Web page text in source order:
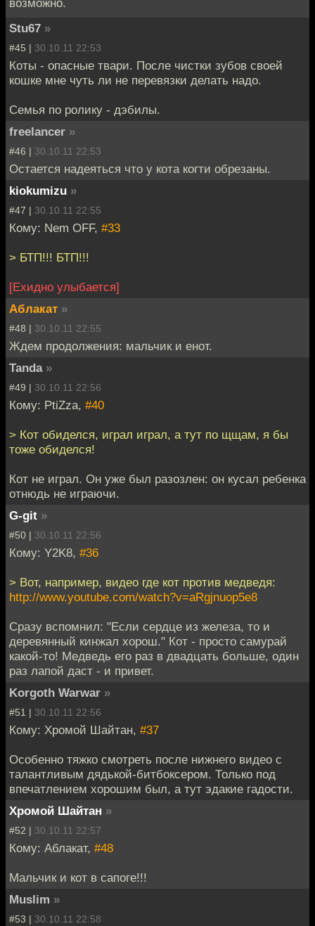
возможно.
Stu67 »
#45 | 30.10.11 22:53
Коты - опасные твари. После чистки зубов своей
кошке мне чуть ли не перевязки делать надо.
Семья по ролику - дэбилы.
freelancer »
#46 | 30.10.11 22:53
Остается надеяться что у кота когти обрезаны.
kiokumizu »
#47 | 30.10.11 22:55
Кому: Nem OFF, #33
> БТП!!! БТП!!!
[Ехидно улыбается]
Аблакат »
#48 | 30.10.11 22:55
Ждем продолжения: мальчик и енот.
Tanda »
#49 | 30.10.11 22:56
Кому: PtiZza, #40
> Кот обиделся, играл играл, а тут по щщам, я бы
тоже обиделся!
Кот не играл. Он уже был разозлен: он кусал ребенка
отнюдь не играючи.
G-git »
#50 | 30.10.11 22:56
Кому: Y2K8, #36
> Вот, например, видео где кот против медведя:
http://www.youtube.com/watch?v=aRgjnuop5e8
Сразу вспомнил: "Если сердце из железа, то и
деревянный кинжал хорош." Кот - просто самурай
какой-то! Медведь его раз в двадцать больше, один
раз лапой даст - и привет.
Korgoth Warwar »
#51 | 30.10.11 22:56
Кому: Хромой Шайтан, #37
Особенно тяжко смотреть после нижнего видео с
талантливым дядькой-битбоксером. Только под
впечатлением хорошим был, а тут эдакие гадости.
Хромой Шайтан »
#52 | 30.10.11 22:57
Кому: Аблакат, #48
Мальчик и кот в сапоге!!!
Muslim »
#53 | 30.10.11 22:58